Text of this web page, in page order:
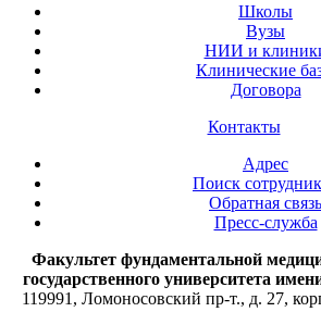
Школы
Вузы
НИИ и
Клинические
Договора
Контакты
Адрес
Поиск
Обратная связь
Пресс-служба
Факультет фундаментальной
государственного университета
119991, Ломоносовский пр-т., д. 27,